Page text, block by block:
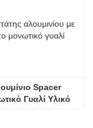
Spacer
Γυαλί Υλικό